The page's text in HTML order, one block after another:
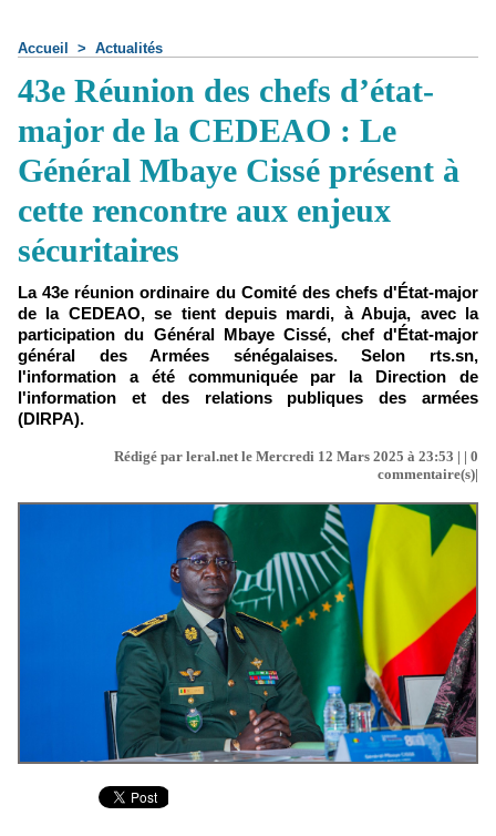
Accueil > Actualités
43e Réunion des chefs d’état-
major de la CEDEAO : Le
Général Mbaye Cissé présent à
cette rencontre aux enjeux
sécuritaires
La 43e réunion ordinaire du Comité des chefs d'État-major
de la CEDEAO, se tient depuis mardi, à Abuja, avec la
participation du Général Mbaye Cissé, chef d'État-major
général des Armées sénégalaises. Selon rts.sn,
l'information a été communiquée par la Direction de
l'information et des relations publiques des armées
(DIRPA).
Rédigé par leral.net le Mercredi 12 Mars 2025 à 23:53 | | 0
commentaire(s)|